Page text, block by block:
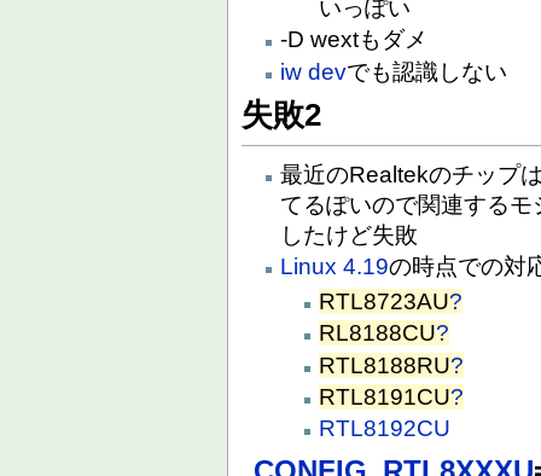
いっぽい
-D wextもダメ
iw devでも認識しない
失敗2
最近のRealtekのチップ
てるぽいので関連する
したけど失敗
Linux 4.19の時点での対
RTL8723AU?
RL8188CU?
RTL8188RU?
RTL8191CU?
RTL8192CU